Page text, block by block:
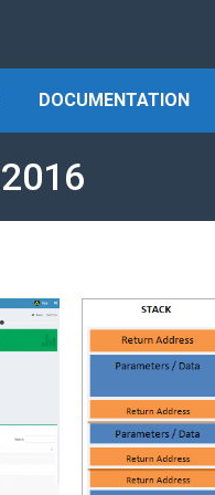
DOCUMENTATION
2016